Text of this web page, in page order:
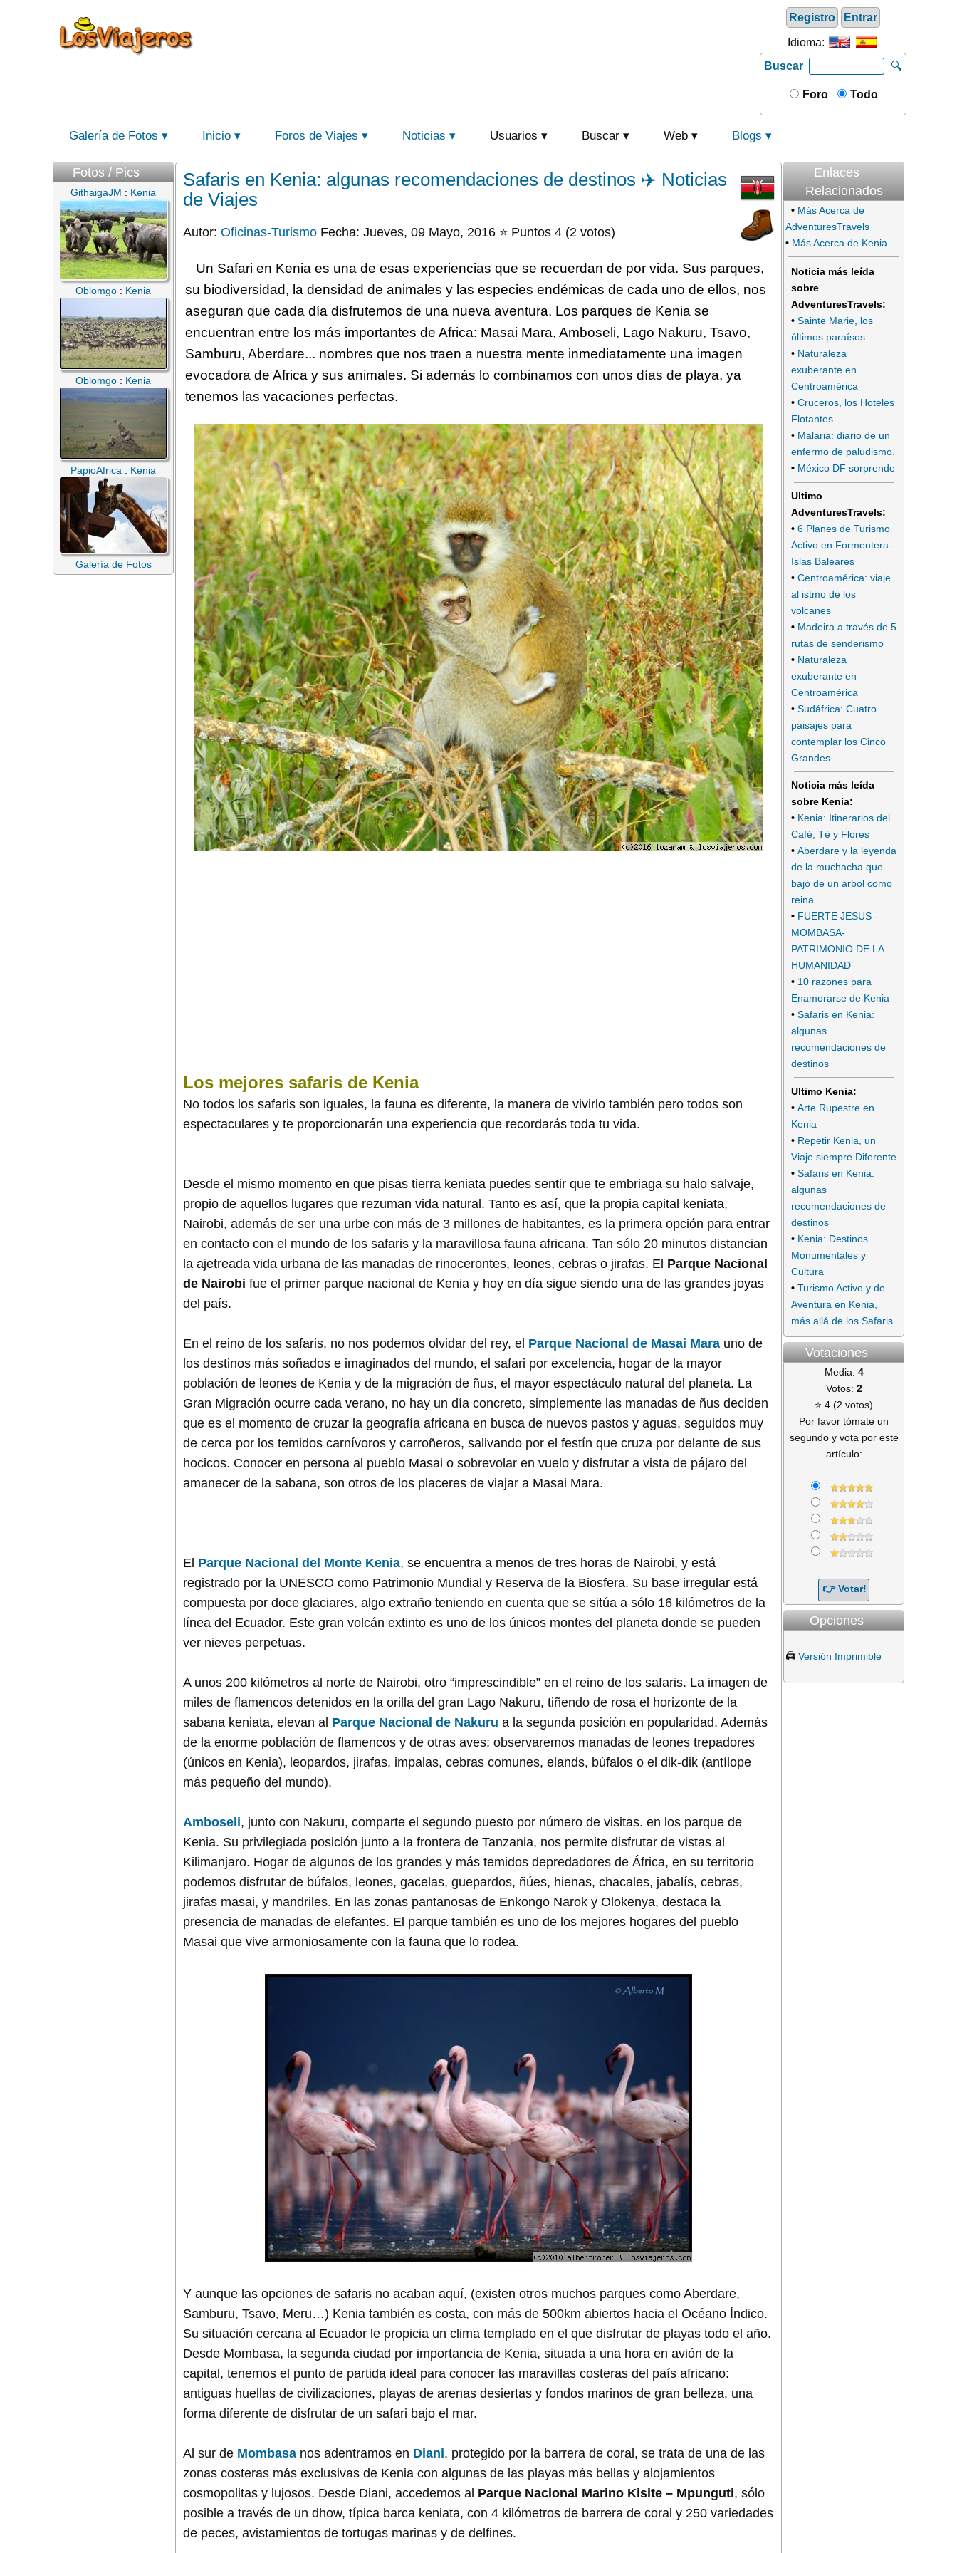
Registro Entrar
Idioma:
Buscar
🔍
Foro Todo
Galería de Fotos Inicio Foros de Viajes Noticias Usuarios Buscar Web Blogs
Fotos / Pics
GithaigaJM : Kenia
Oblomgo : Kenia
Oblomgo : Kenia
PapioAfrica : Kenia
Galería de Fotos
Safaris en Kenia: algunas recomendaciones de destinos ✈️ Noticias
de Viajes
Autor: Oficinas-Turismo Fecha: Jueves, 09 Mayo, 2016 ⭐ Puntos 4 (2 votos)
Un Safari en Kenia es una de esas experiencias que se recuerdan de por vida. Sus parques,
su biodiversidad, la densidad de animales y las especies endémicas de cada uno de ellos, nos
aseguran que cada día disfrutemos de una nueva aventura. Los parques de Kenia se
encuentran entre los más importantes de Africa: Masai Mara, Amboseli, Lago Nakuru, Tsavo,
Samburu, Aberdare... nombres que nos traen a nuestra mente inmediatamente una imagen
evocadora de Africa y sus animales. Si además lo combinamos con unos días de playa, ya
tenemos las vacaciones perfectas.
Los mejores safaris de Kenia
No todos los safaris son iguales, la fauna es diferente, la manera de vivirlo también pero todos son
espectaculares y te proporcionarán una experiencia que recordarás toda tu vida.
Desde el mismo momento en que pisas tierra keniata puedes sentir que te embriaga su halo salvaje,
propio de aquellos lugares que rezuman vida natural. Tanto es así, que la propia capital keniata,
Nairobi, además de ser una urbe con más de 3 millones de habitantes, es la primera opción para entrar
en contacto con el mundo de los safaris y la maravillosa fauna africana. Tan sólo 20 minutos distancian
la ajetreada vida urbana de las manadas de rinocerontes, leones, cebras o jirafas. El Parque Nacional
de Nairobi fue el primer parque nacional de Kenia y hoy en día sigue siendo una de las grandes joyas
del país.
En el reino de los safaris, no nos podemos olvidar del rey, el Parque Nacional de Masai Mara uno de
los destinos más soñados e imaginados del mundo, el safari por excelencia, hogar de la mayor
población de leones de Kenia y de la migración de ñus, el mayor espectáculo natural del planeta. La
Gran Migración ocurre cada verano, no hay un día concreto, simplemente las manadas de ñus deciden
que es el momento de cruzar la geografía africana en busca de nuevos pastos y aguas, seguidos muy
de cerca por los temidos carnívoros y carroñeros, salivando por el festín que cruza por delante de sus
hocicos. Conocer en persona al pueblo Masai o sobrevolar en vuelo y disfrutar a vista de pájaro del
amanecer de la sabana, son otros de los placeres de viajar a Masai Mara.
El Parque Nacional del Monte Kenia, se encuentra a menos de tres horas de Nairobi, y está
registrado por la UNESCO como Patrimonio Mundial y Reserva de la Biosfera. Su base irregular está
compuesta por doce glaciares, algo extraño teniendo en cuenta que se sitúa a sólo 16 kilómetros de la
línea del Ecuador. Este gran volcán extinto es uno de los únicos montes del planeta donde se pueden
ver nieves perpetuas.
A unos 200 kilómetros al norte de Nairobi, otro “imprescindible” en el reino de los safaris. La imagen de
miles de flamencos detenidos en la orilla del gran Lago Nakuru, tiñendo de rosa el horizonte de la
sabana keniata, elevan al Parque Nacional de Nakuru a la segunda posición en popularidad. Además
de la enorme población de flamencos y de otras aves; observaremos manadas de leones trepadores
(únicos en Kenia), leopardos, jirafas, impalas, cebras comunes, elands, búfalos o el dik-dik (antílope
más pequeño del mundo).
Amboseli, junto con Nakuru, comparte el segundo puesto por número de visitas. en los parque de
Kenia. Su privilegiada posición junto a la frontera de Tanzania, nos permite disfrutar de vistas al
Kilimanjaro. Hogar de algunos de los grandes y más temidos depredadores de África, en su territorio
podemos disfrutar de búfalos, leones, gacelas, guepardos, ñúes, hienas, chacales, jabalís, cebras,
jirafas masai, y mandriles. En las zonas pantanosas de Enkongo Narok y Olokenya, destaca la
presencia de manadas de elefantes. El parque también es uno de los mejores hogares del pueblo
Masai que vive armoniosamente con la fauna que lo rodea.
Y aunque las opciones de safaris no acaban aquí, (existen otros muchos parques como Aberdare,
Samburu, Tsavo, Meru…) Kenia también es costa, con más de 500km abiertos hacia el Océano Índico.
Su situación cercana al Ecuador le propicia un clima templado en el que disfrutar de playas todo el año.
Desde Mombasa, la segunda ciudad por importancia de Kenia, situada a una hora en avión de la
capital, tenemos el punto de partida ideal para conocer las maravillas costeras del país africano:
antiguas huellas de civilizaciones, playas de arenas desiertas y fondos marinos de gran belleza, una
forma diferente de disfrutar de un safari bajo el mar.
Al sur de Mombasa nos adentramos en Diani, protegido por la barrera de coral, se trata de una de las
zonas costeras más exclusivas de Kenia con algunas de las playas más bellas y alojamientos
cosmopolitas y lujosos. Desde Diani, accedemos al Parque Nacional Marino Kisite – Mpunguti, sólo
posible a través de un dhow, típica barca keniata, con 4 kilómetros de barrera de coral y 250 variedades
de peces, avistamientos de tortugas marinas y de delfines.
Enlaces
Relacionados
• Más Acerca de
AdventuresTravels
• Más Acerca de Kenia
Noticia más leída
sobre
AdventuresTravels:
• Sainte Marie, los
últimos paraísos
• Naturaleza
exuberante en
Centroamérica
• Cruceros, los Hoteles
Flotantes
• Malaria: diario de un
enfermo de paludismo.
• México DF sorprende
Ultimo
AdventuresTravels:
• 6 Planes de Turismo
Activo en Formentera -
Islas Baleares
• Centroamérica: viaje
al istmo de los
volcanes
• Madeira a través de 5
rutas de senderismo
• Naturaleza
exuberante en
Centroamérica
• Sudáfrica: Cuatro
paisajes para
contemplar los Cinco
Grandes
Noticia más leída
sobre Kenia:
• Kenia: Itinerarios del
Café, Té y Flores
• Aberdare y la leyenda
de la muchacha que
bajó de un árbol como
reina
• FUERTE JESUS -
MOMBASA-
PATRIMONIO DE LA
HUMANIDAD
• 10 razones para
Enamorarse de Kenia
• Safaris en Kenia:
algunas
recomendaciones de
destinos
Ultimo Kenia:
• Arte Rupestre en
Kenia
• Repetir Kenia, un
Viaje siempre Diferente
• Safaris en Kenia:
algunas
recomendaciones de
destinos
• Kenia: Destinos
Monumentales y
Cultura
• Turismo Activo y de
Aventura en Kenia,
más allá de los Safaris
Votaciones
Media: 4
Votos: 2
⭐ 4 (2 votos)
Por favor tómate un
segundo y vota por este
artículo:
Opciones
🖨️ Versión Imprimible